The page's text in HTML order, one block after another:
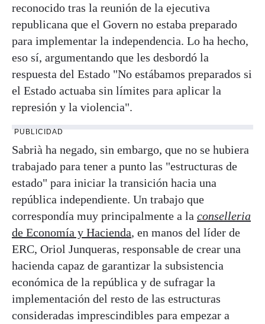
reconocido tras la reunión de la ejecutiva
republicana que el Govern no estaba preparado
para implementar la independencia. Lo ha hecho,
eso sí, argumentando que les desbordó la
respuesta del Estado "No estábamos preparados si
el Estado actuaba sin límites para aplicar la
represión y la violencia".
PUBLICIDAD
Sabrià ha negado, sin embargo, que no se hubiera
trabajado para tener a punto las "estructuras de
estado" para iniciar la transición hacia una
república independiente. Un trabajo que
correspondía muy principalmente a la conselleria
de Economía y Hacienda, en manos del líder de
ERC, Oriol Junqueras, responsable de crear una
hacienda capaz de garantizar la subsistencia
económica de la república y de sufragar la
implementación del resto de las estructuras
consideradas imprescindibles para empezar a